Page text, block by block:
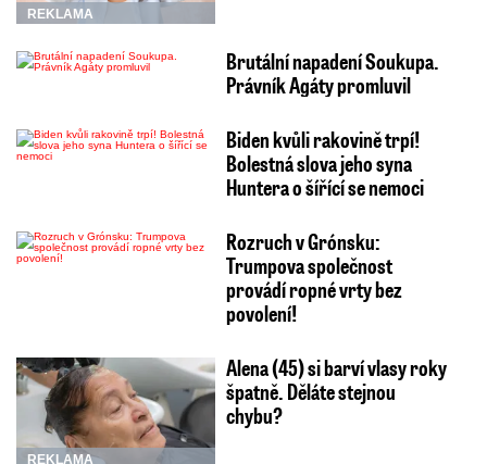
REKLAMA
Brutální napadení Soukupa.
Právník Agáty promluvil
Biden kvůli rakovině trpí!
Bolestná slova jeho syna
Huntera o šířící se nemoci
Rozruch v Grónsku:
Trumpova společnost
provádí ropné vrty bez
povolení!
REKLAMA
Alena (45) si barví vlasy roky
špatně. Děláte stejnou
chybu?